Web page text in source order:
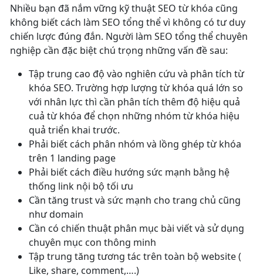
Nhiều bạn đã nắm vững kỹ thuật SEO từ khóa cũng
không biết cách làm SEO tổng thể vì không có tư duy
chiến lược đúng đắn. Người làm SEO tổng thể chuyên
nghiệp cần đặc biệt chú trọng những vấn đề sau:
Tập trung cao độ vào nghiên cứu và phân tích từ
khóa SEO. Trường hợp lượng từ khóa quá lớn so
với nhân lực thì cần phân tích thêm độ hiệu quả
cuả từ khóa để chọn những nhóm từ khóa hiệu
quả triển khai trước.
Phải biết cách phân nhóm và lồng ghép từ khóa
trên 1 landing page
Phải biết cách điều hướng sức mạnh bằng hệ
thống link nội bộ tối ưu
Cần tăng trust và sức mạnh cho trang chủ cũng
như domain
Cần có chiến thuật phân mục bài viết và sử dụng
chuyên mục con thông minh
Tập trung tăng tương tác trên toàn bộ website (
Like, share, comment,….)